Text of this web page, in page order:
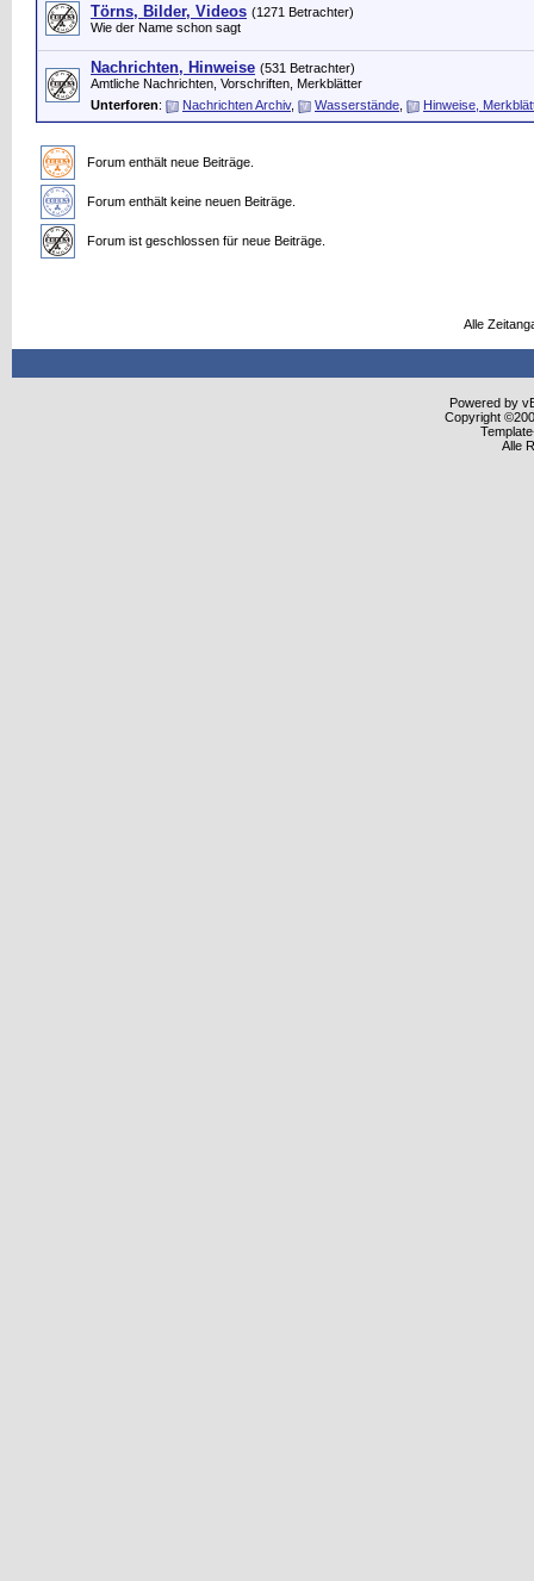
Törns, Bilder, Videos (1271 Betrachter)
Wie der Name schon sagt
Nachrichten, Hinweise (531 Betrachter)
Amtliche Nachrichten, Vorschriften, Merkblätter
Unterforen: Nachrichten Archiv, Wasserstände Hinweise,
Forum enthält neue Beiträge.
Forum enthält keine neuen Beiträge.
Forum ist geschlossen für neue Beiträge.
Alle
Powered by
Copyright
Alle